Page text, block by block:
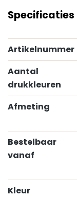
Specificaties
Artikelnummer
Aantal
drukkleuren
Afmeting
Bestelbaar
vanaf
Kleur